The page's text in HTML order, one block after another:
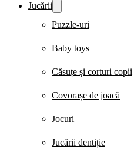
Jucării
Puzzle-uri
Baby toys
Căsuțe și corturi copii
Covorașe de joacă
Jocuri
Jucării dentiție